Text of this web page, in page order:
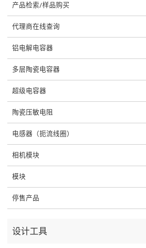
产品检索/样品购买
代理商在线查询
铝电解电容器
多层陶瓷电容器
超级电容器
陶瓷压敏电阻
电感器（扼流线圈）
相机模块
模块
停售产品
设计工具